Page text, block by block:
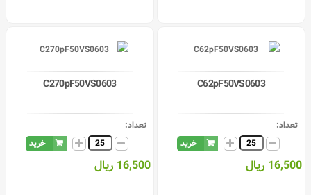
C62pF50VS0603
تعداد:
خرید
16,500 ریال
C270pF50VS0603
تعداد:
خرید
16,500 ریال